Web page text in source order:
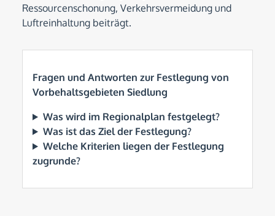
Ressourcenschonung, Verkehrsvermeidung und
Luftreinhaltung beiträgt.
Fragen und Antworten zur Festlegung von
Vorbehaltsgebieten Siedlung
Was wird im Regionalplan festgelegt?
Was ist das Ziel der Festlegung?
Welche Kriterien liegen der Festlegung
zugrunde?